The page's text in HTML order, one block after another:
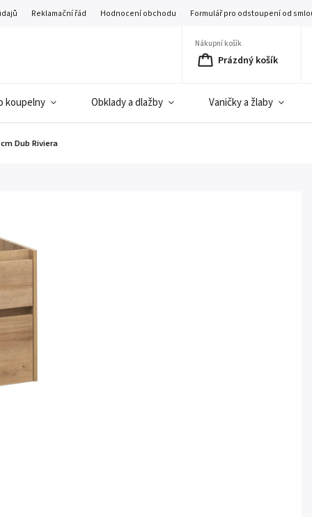
Reklamační řád Hodnocení obchodu Formulář pro odstoupení od
Nákupní košík
Prázdný košík
koupelny Obklady a dlažby Vaničky a žlaby
Dub Riviera